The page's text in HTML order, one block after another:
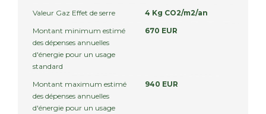
Valeur Gaz Effet de serre
4 Kg CO2/m2/an
Montant minimum estimé
des dépenses annuelles
d'énergie pour un usage
standard
670 EUR
Montant maximum estimé
des dépenses annuelles
d'énergie pour un usage
940 EUR